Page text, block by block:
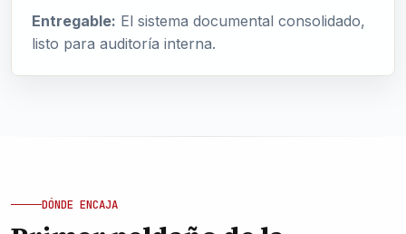
Entregable: El sistema documental consolidado,
listo para auditoría interna.
DÓNDE ENCAJA